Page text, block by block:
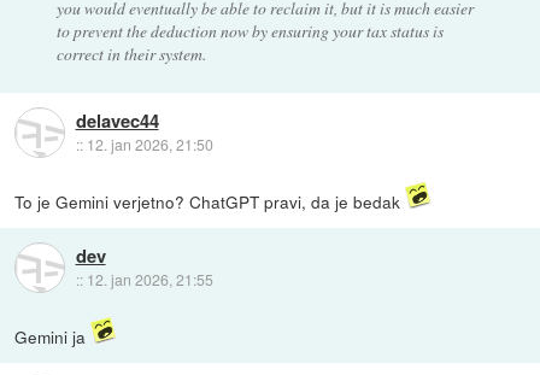
you would eventually be able to reclaim it, but it is much easier
to prevent the deduction now by ensuring your tax status is
correct in their system.
delavec44
:: 12. jan 2026, 21:50
To je Gemini verjetno? ChatGPT pravi, da je bedak
dev
:: 12. jan 2026, 21:55
Gemini ja